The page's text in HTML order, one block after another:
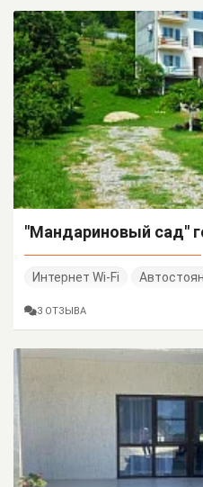
"Мандариновый сад"
Интернет Wi-Fi
3 ОТЗЫВА